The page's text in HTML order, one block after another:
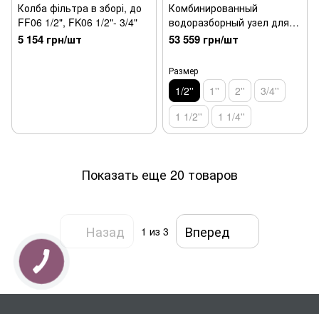
Колба фільтра в зборі, до
FF06 1/2", FK06 1/2"- 3/4"
5 154 грн/шт
Комбинированный
водоразборный узел для
горячей воды HS (1/2'')
53 559 грн/шт
Размер
1/2'' 1'' 2''
3/4''
1 1/2''
1 1/4''
Показать еще 20 товаров
Назад 1 из 3 Вперед